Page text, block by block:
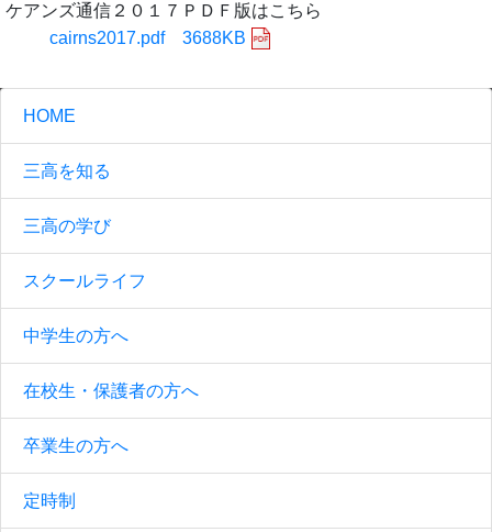
ケアンズ通信２０１７ＰＤＦ版はこちら
cairns2017.pdf 3688KB
HOME
三高を知る
三高の学び
スクールライフ
中学生の方へ
在校生・保護者の方へ
卒業生の方へ
定時制